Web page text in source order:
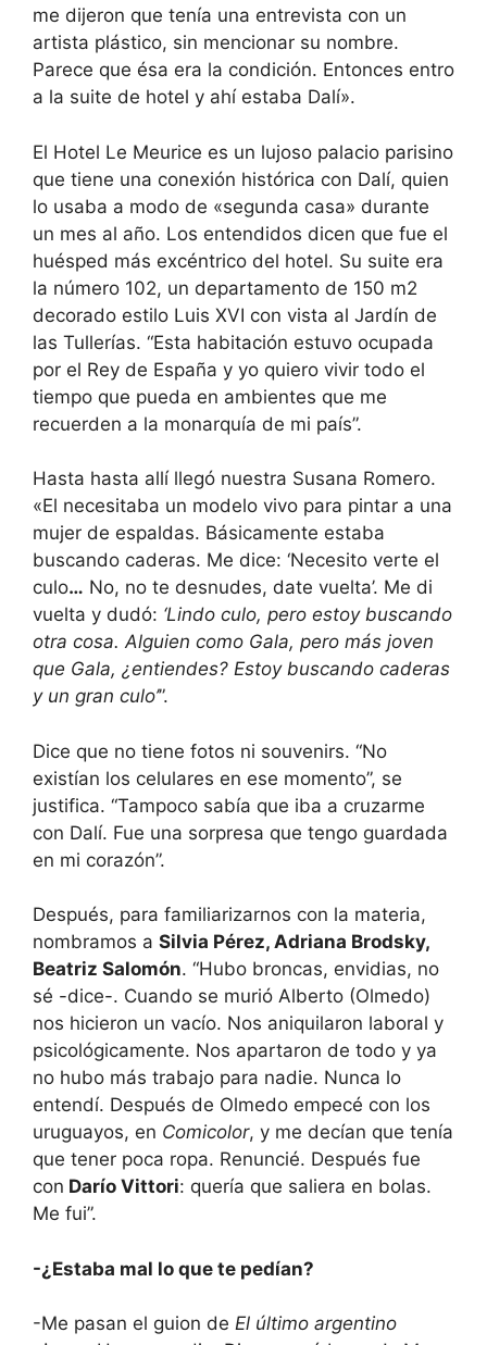
me dijeron que tenía una entrevista con un
artista plástico, sin mencionar su nombre.
Parece que ésa era la condición. Entonces entro
a la suite de hotel y ahí estaba Dalí».
El Hotel Le Meurice es un lujoso palacio parisino
que tiene una conexión histórica con Dalí, quien
lo usaba a modo de «segunda casa» durante
un mes al año. Los entendidos dicen que fue el
huésped más excéntrico del hotel. Su suite era
la número 102, un departamento de 150 m2
decorado estilo Luis XVI con vista al Jardín de
las Tullerías. “Esta habitación estuvo ocupada
por el Rey de España y yo quiero vivir todo el
tiempo que pueda en ambientes que me
recuerden a la monarquía de mi país”.
Hasta hasta allí llegó nuestra Susana Romero.
«El necesitaba un modelo vivo para pintar a una
mujer de espaldas. Básicamente estaba
buscando caderas. Me dice: ‘Necesito verte el
culo… No, no te desnudes, date vuelta’. Me di
vuelta y dudó: ‘Lindo culo, pero estoy buscando
otra cosa. Alguien como Gala, pero más joven
que Gala, ¿entiendes? Estoy buscando caderas
y un gran culo’”.
Dice que no tiene fotos ni souvenirs. “No
existían los celulares en ese momento”, se
justifica. “Tampoco sabía que iba a cruzarme
con Dalí. Fue una sorpresa que tengo guardada
en mi corazón”.
Después, para familiarizarnos con la materia,
nombramos a Silvia Pérez, Adriana Brodsky,
Beatriz Salomón. “Hubo broncas, envidias, no
sé -dice-. Cuando se murió Alberto (Olmedo)
nos hicieron un vacío. Nos aniquilaron laboral y
psicológicamente. Nos apartaron de todo y ya
no hubo más trabajo para nadie. Nunca lo
entendí. Después de Olmedo empecé con los
uruguayos, en Comicolor, y me decían que tenía
que tener poca ropa. Renuncié. Después fue
con Darío Vittori: quería que saliera en bolas.
Me fui”.
-¿Estaba mal lo que te pedían?
-Me pasan el guion de El último argentino